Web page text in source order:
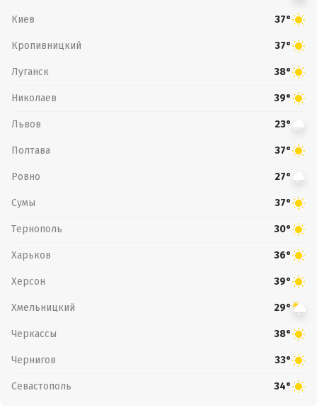
Киев 37°
Кропивницкий 37°
Луганск 38°
Николаев 39°
Львов 23°
Полтава 37°
Ровно 27°
Сумы 37°
Тернополь 30°
Харьков 36°
Херсон 39°
Хмельницкий 29°
Черкассы 38°
Чернигов 33°
Севастополь 34°